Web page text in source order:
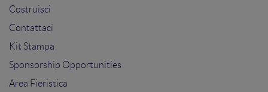
Costruisci
Contattaci
Kit Stampa
Sponsorship Opportunities
Area Fieristica